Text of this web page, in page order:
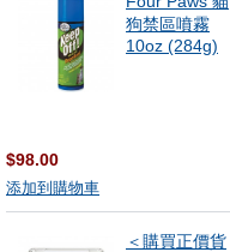
狗禁區噴霧
10oz (284g)
$98.00
添加到購物車
＜購買正價貨